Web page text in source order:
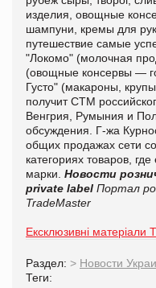
изделия, овощные
шампуни, кремы для
путешествие самые
"Локомо" (молочная
(овощные консервы —
Густо" (макароны,
получит СТМ
Венгрия, Румыния и
обсуждения. Г-жа
общих продажах сети
категориях товаров,
марки. Новости
private label Портал
TradeMaster
Ексклюзивні матеріали
Раздел: > Новости
Теги: